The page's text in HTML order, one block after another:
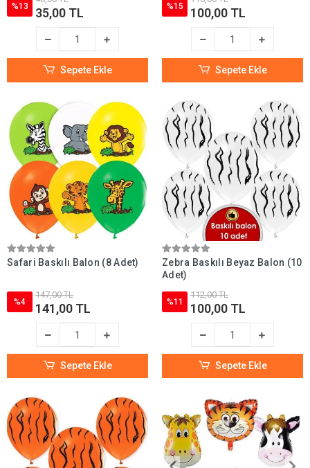
%13 35,00 TL
Sepete Ekle
%15 100,00 TL
Sepete Ekle
Safari Baskılı Balon (8 Adet)
%4
147,00 TL
141,00 TL
Sepete Ekle
Zebra Baskılı Beyaz Balon (10
Adet)
%11
112,00 TL
100,00 TL
Sepete Ekle